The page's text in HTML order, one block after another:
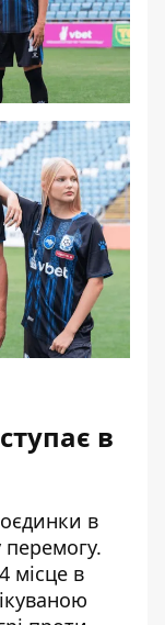
в
в
місце в